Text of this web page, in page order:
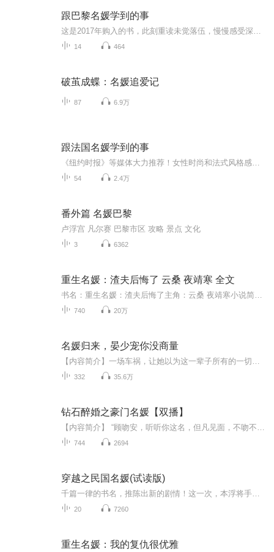
跟巴黎名媛学到的事
14 464
破茧成蝶：名媛追爱记
87 6.9万
跟法国名媛学到的事
54 2.4万
番外篇 名媛巴黎
卢浮宫 凡尔赛 巴黎市区 攻略 景点 文化
3 6362
重生名媛：渣夫后悔了 云桑 夜靖寒 全文
740 20万
名媛归来，晏少宠你没商量
332 35.6万
钻石醉婚之豪门名媛【双播】
744 2694
穿越之民国名媛(试读版)
20 7260
重生名媛：我的复仇很优雅